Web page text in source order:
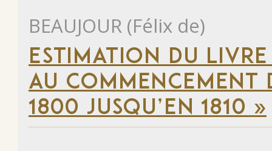
BEAUJOUR (Félix de)
ESTIMATION DU
AU COMMENCEMENT
1800 JUSQU’EN 1810 »